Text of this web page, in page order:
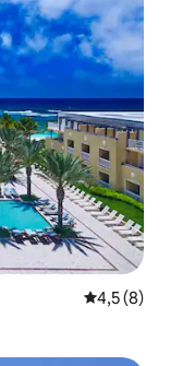
4,5 de
4,5 (8)